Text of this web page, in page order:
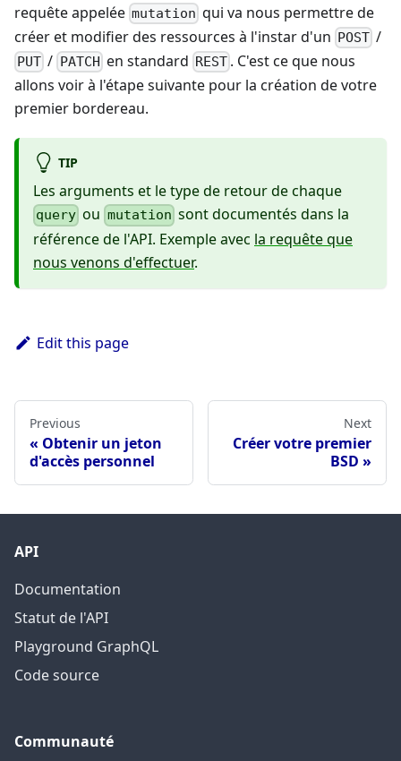
requête appelée mutation qui va nous permettre de
créer et modifier des ressources à l'instar d'un POST /
PUT / PATCH en standard REST . C'est ce que nous
allons voir à l'étape suivante pour la création de votre
premier bordereau.
TIP
Les arguments et le type de retour de chaque
query ou mutation sont documentés dans la
référence de l'API. Exemple avec la requête que
nous venons d'effectuer.
Edit this page
Previous
Obtenir un jeton
d'accès personnel
Next
Créer votre premier
BSD
API
Documentation
Statut de l'API
Playground GraphQL
Code source
Communauté